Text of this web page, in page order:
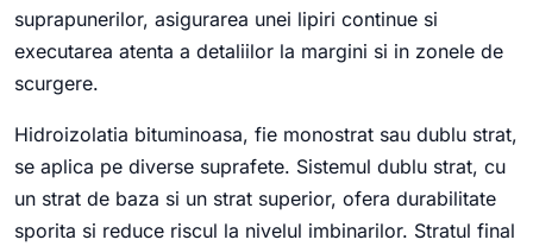
suprapunerilor, asigurarea unei lipiri continue si
executarea atenta a detaliilor la margini si in zonele de
scurgere.
Hidroizolatia bituminoasa, fie monostrat sau dublu strat,
se aplica pe diverse suprafete. Sistemul dublu strat, cu
un strat de baza si un strat superior, ofera durabilitate
sporita si reduce riscul la nivelul imbinarilor. Stratul final